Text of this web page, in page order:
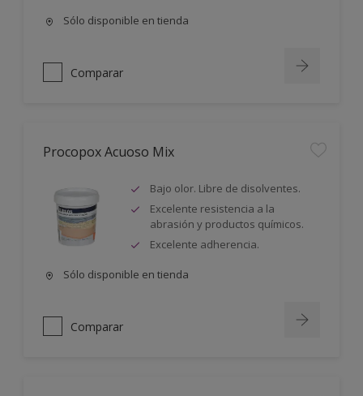
Sólo disponible en tienda
Comparar
Procopox Acuoso Mix
Bajo olor. Libre de disolventes.
Excelente resistencia a la
abrasión y productos químicos.
Excelente adherencia.
Sólo disponible en tienda
Comparar